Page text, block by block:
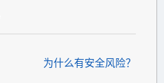
为什么有安全风险？